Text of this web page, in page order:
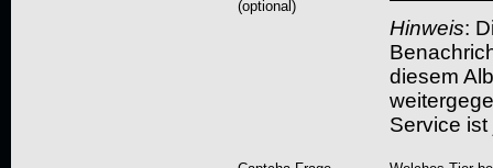
(optional)
Hinweis:
diesem
Service